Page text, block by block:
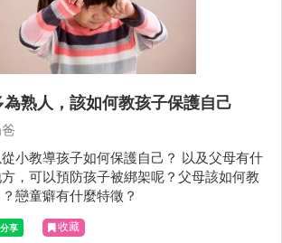
為熟人，該如何教孩子保護自己
小教導孩子如何保護自己？ 以及父母有什
，可以預防孩子被綁架呢？父母該如何教
戀童癖有什麼特徵？
收藏